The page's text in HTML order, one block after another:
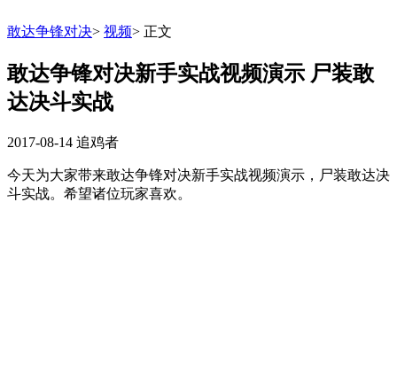
敢达争锋对决> 视频> 正文
敢达争锋对决新手实战视频演示 尸装敢
达决斗实战
2017-08-14 追鸡者
今天为大家带来敢达争锋对决新手实战视频演示，尸装敢达决
斗实战。希望诸位玩家喜欢。